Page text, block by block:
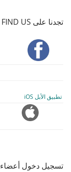
تجدنا على FIND US
تطبيق الأبل iOS
تسجيل دخول أعضاء MEMBER’S LOGIN